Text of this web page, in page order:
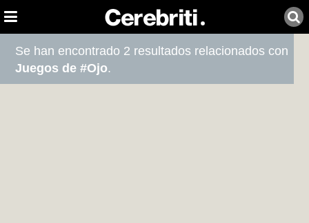
Se han encontrado 2 resultados relacionados con
Juegos de #Ojo.